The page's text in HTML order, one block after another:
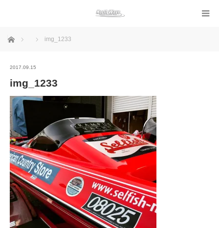
ホーム img_1233
2017.09.15
img_1233